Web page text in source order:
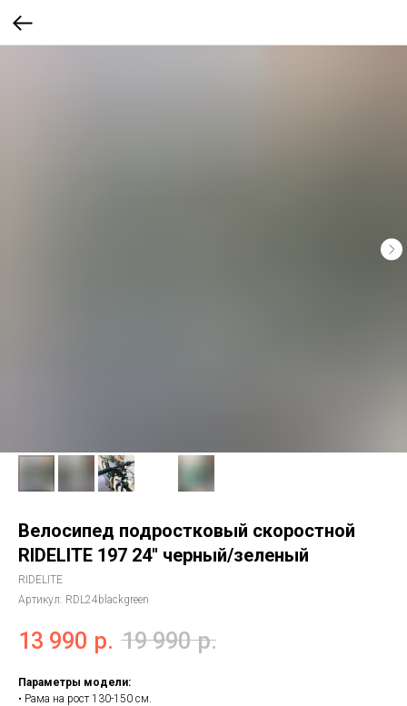
Велосипед подростковый скоростной
RIDELITE 197 24'' черный/зеленый
RIDELITE
Артикул: RDL24blackgreen
13 990 р. 19 990 р.
Параметры модели:
• Рама на рост 130-150 см.